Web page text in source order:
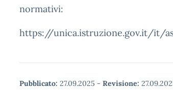
normativi:
https://unica.istruzione.gov.it/it/
Pubblicato: 27.09.2025 - Revisione: